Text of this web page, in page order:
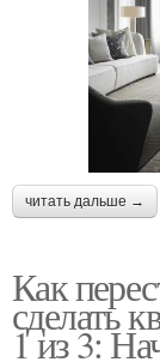
читать дальше →
Как
сделать
1 из 3: